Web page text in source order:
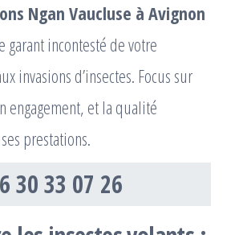
Ngan Vaucluse à Avignon
garant incontesté de votre
invasions d’insectes. Focus sur
engagement, et la qualité
prestations.
30 33 07 26